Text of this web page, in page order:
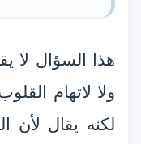
هذا السؤال لا
ولا لاتهام
لكنه يقال لأن